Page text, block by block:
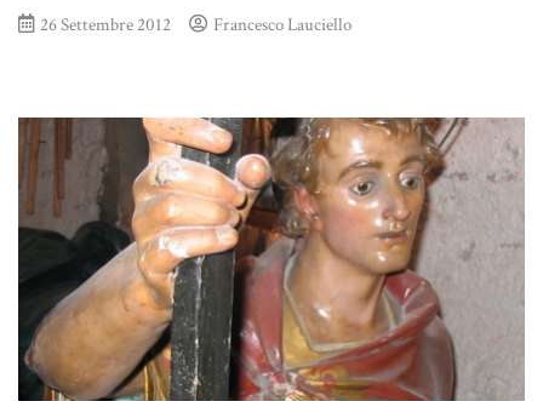
26 Settembre 2012 Francesco Lauciello